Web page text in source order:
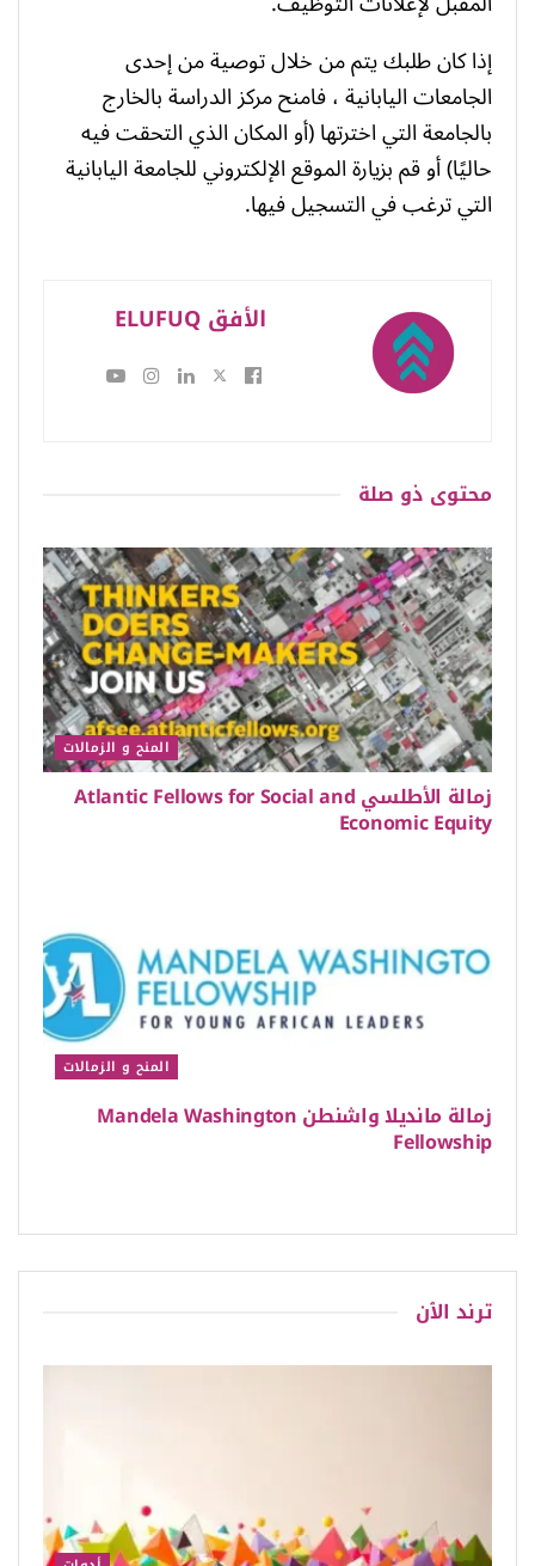
إذا كان طلبك يتم من خلال توصية من إحدى
الجامعات اليابانية ، فامنح مركز الدراسة بالخارج
بالجامعة التي اخترتها (أو المكان الذي التحقت فيه
حاليًا) أو قم بزيارة الموقع الإلكتروني للجامعة اليابانية
التي ترغب في التسجيل فيها.
الأفق ELUFUQ
محتوى ذو صلة
المنح و الزمالات
زمالة الأطلسي Atlantic Fellows for Social and
Economic Equity
المنح و الزمالات
زمالة مانديلا واشنطن Mandela Washington
Fellowship
ترند الٱن